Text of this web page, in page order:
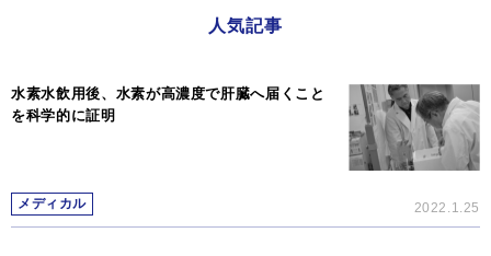
人気記事
水素水飲用後、水素が高濃度で肝臓へ届くこと
を科学的に証明
メディカル 2022.1.25